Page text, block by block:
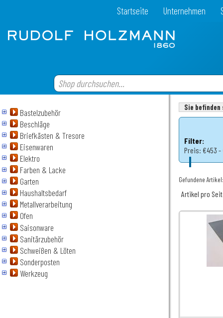
Startseite Unternehmen
Bastelzubehör
Beschläge
Briefkästen & Tresore
Eisenwaren
Elektro
Farben & Lacke
Garten
Haushaltsbedarf
Metallverarbeitung
Ofen
Saisonware
Sanitärzubehör
Schweißen & Löten
Sonderposten
Werkzeug
Sie
Filter:
Preis: €453 -
Gefundene
Artikel pro